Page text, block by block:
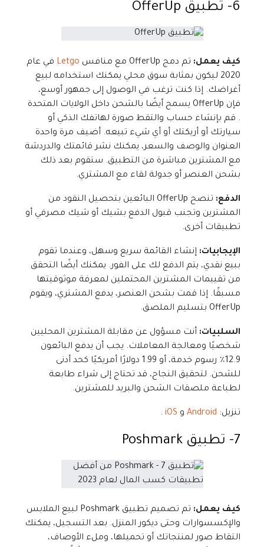
6- تطبيق OfferUp
كيف يعمل: تم دمج OfferUp مع منافس Letgo في عام
2020 ليكون بمثابة سوق محلي يمكنك استخدامه لبيع
أغراضك. إذا كنت ترغب في الوصول إلى جمهور أوسع،
فإن OfferUp يسمح أيضًا بالشحن داخل الولايات المتحدة
. قم بإنشاء حساب والتقط صورة لهاتفك الذكي أو
سيارتك أو أريكتك أو أي شيء تبيعه. أضيف مرة واحدة
العنوان والوصف والسعر، يمكنك نشر قائمتك والدردشة
مع المشترين مباشرة من التطبيق. ستقوم بعد ذلك
بشحن العنصر أو جدولة لقاء مع المشتري.
الدفع:
تنصح OfferUp البائعين بتحصيل النقود من
المشترين وتجنب قبول الدفع بشيك أو شيك مصرفي أو
تطبيقات أخرى.
الإيجابيات: إنشاء القائمة سريع وسهل، وعندما تقوم
ببيع نقدي، يتم الدفع لك على الفور. يمكنك أيضًا التحقق
من تقييمات المشترين المحتملين لمعرفة موثوقيتها
مسبقًا. إذا قمت بشحن العنصر، يدفع المشتري، ويقوم
OfferUp بتسليم الملصق.
السلبيات: أنت مسؤول عن مقابلة المشترين المحليين
شخصيًا ومعالجة المعاملات. يجب أن يدفع البائعون
12.9٪ رسوم خدمة، أو 1.99 دولارًا أمريكيًا كحد أدنى
للشحن. لتحقيق النجاح، قد تحتاج إلى شراء طابعة
لطباعة ملصقات الشحن والبريد للمشترين.
تنزيل: Android و iOS
.
7- تطبيق Poshmark
كيف يعمل:
تم تصميم تطبيق Poshmark لبيع الملابس
والإكسسوارات وحتى ديكور المنزل. بعد التسجيل، يمكنك
التقاط صور لمنتجاتك أو تحميلها، وملء الأوصاف،